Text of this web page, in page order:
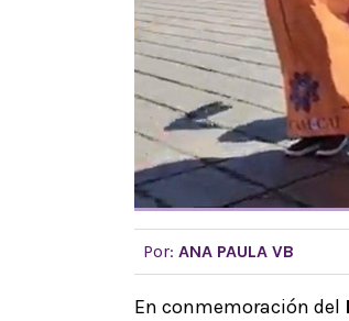
Por: ANA PAULA VB
En conmemoración del